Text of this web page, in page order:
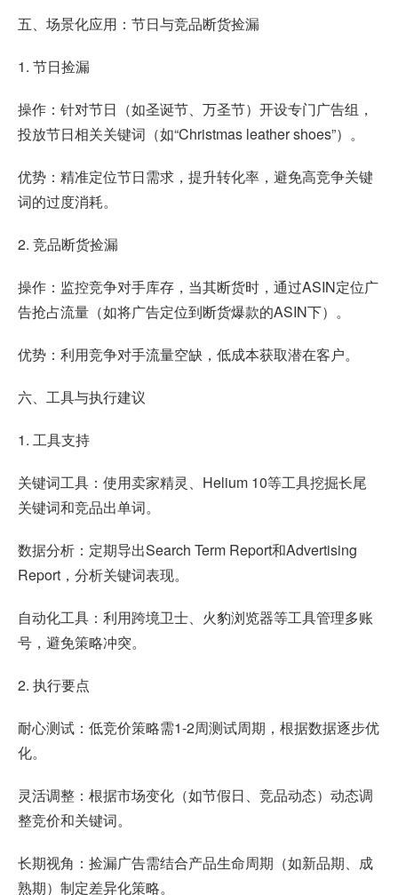
五、场景化应用：节日与竞品断货捡漏
1. 节日捡漏
操作：针对节日（如圣诞节、万圣节）开设专门广告组，
投放节日相关关键词（如“Christmas leather shoes”）。
优势：精准定位节日需求，提升转化率，避免高竞争关键
词的过度消耗。
2. 竞品断货捡漏
操作：监控竞争对手库存，当其断货时，通过ASIN定位广
告抢占流量（如将广告定位到断货爆款的ASIN下）。
优势：利用竞争对手流量空缺，低成本获取潜在客户。
六、工具与执行建议
1. 工具支持
关键词工具：使用卖家精灵、Helium 10等工具挖掘长尾
关键词和竞品出单词。
数据分析：定期导出Search Term Report和Advertising
Report，分析关键词表现。
自动化工具：利用跨境卫士、火豹浏览器等工具管理多账
号，避免策略冲突。
2. 执行要点
耐心测试：低竞价策略需1-2周测试周期，根据数据逐步优
化。
灵活调整：根据市场变化（如节假日、竞品动态）动态调
整竞价和关键词。
长期视角：捡漏广告需结合产品生命周期（如新品期、成
熟期）制定差异化策略。